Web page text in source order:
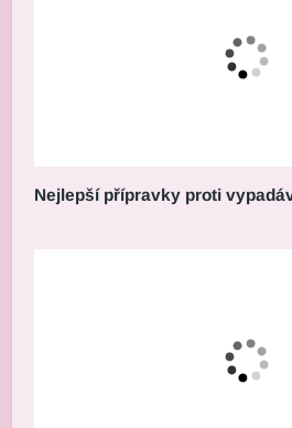
Nejlepší přípravky proti